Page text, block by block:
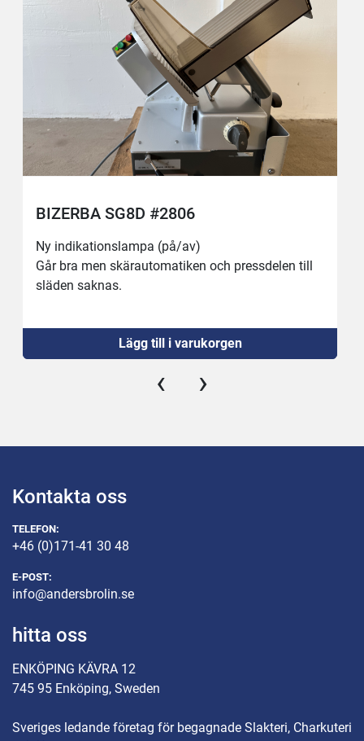
BIZERBA SG8D #2806
Ny indikationslampa (på/av)
Går bra men skärautomatiken och pressdelen till
släden saknas.
Lägg till i varukorgen
‹ ›
Kontakta oss
TELEFON:
+46 (0)171-41 30 48
E-POST:
info@andersbrolin.se
hitta oss
ENKÖPING KÄVRA 12
745 95 Enköping, Sweden
Sveriges ledande företag för begagnade Slakteri, Charkuteri